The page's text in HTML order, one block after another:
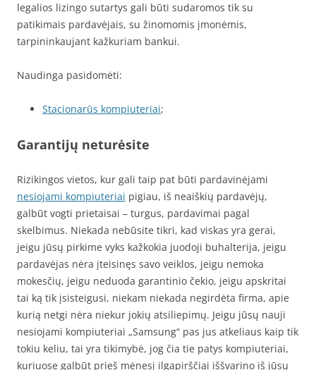
legalios lizingo sutartys gali būti sudaromos tik su
patikimais pardavėjais, su žinomomis įmonėmis,
tarpininkaujant kažkuriam bankui.
Naudinga pasidomėti:
Stacionarūs kompiuteriai;
Garantijų neturėsite
Rizikingos vietos, kur gali taip pat būti pardavinėjami
nesiojami kompiuteriai pigiau, iš neaiškių pardavėjų,
galbūt vogti prietaisai – turgus, pardavimai pagal
skelbimus. Niekada nebūsite tikri, kad viskas yra gerai,
jeigu jūsų pirkime vyks kažkokia juodoji buhalterija, jeigu
pardavėjas nėra įteisinęs savo veiklos, jeigu nemoka
mokesčių, jeigu neduoda garantinio čekio, jeigu apskritai
tai ką tik įsisteigusi, niekam niekada negirdėta firma, apie
kurią netgi nėra niekur jokių atsiliepimų. Jeigu jūsų nauji
nesiojami kompiuteriai „Samsung“ pas jus atkeliaus kaip tik
tokiu keliu, tai yra tikimybė, jog čia tie patys kompiuteriai,
kuriuose galbūt prieš mėnesį ilgapirščiai iššvarino iš jūsų